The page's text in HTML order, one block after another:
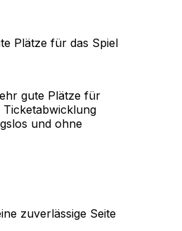
Plätze für das Spiel
gute Plätze für
Ticketabwicklung
und ohne
zuverlässige Seite